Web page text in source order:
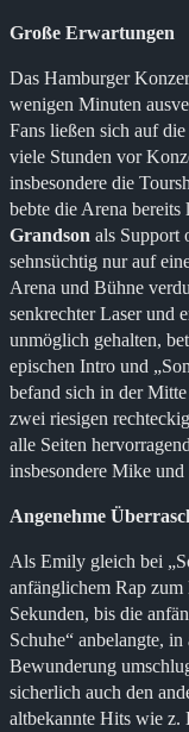
Große Erwartungen
Das Hamburger
wenigen Minuten
Fans ließen sich auf
viele Stunden vor
insbesondere die
bebte die Arena
Grandson als Support
sehnsüchtig nur auf
Arena und Bühne
senkrechter Laser und
unmöglich gehalten,
epischen Intro und
befand sich in der
zwei riesigen
alle Seiten
insbesondere Mike
Angenehme
Als Emily gleich bei
anfänglichem Rap
Sekunden, bis die
Schuhe“ anbelangte,
Bewunderung
sicherlich auch den
altbekannte Hits wie z.